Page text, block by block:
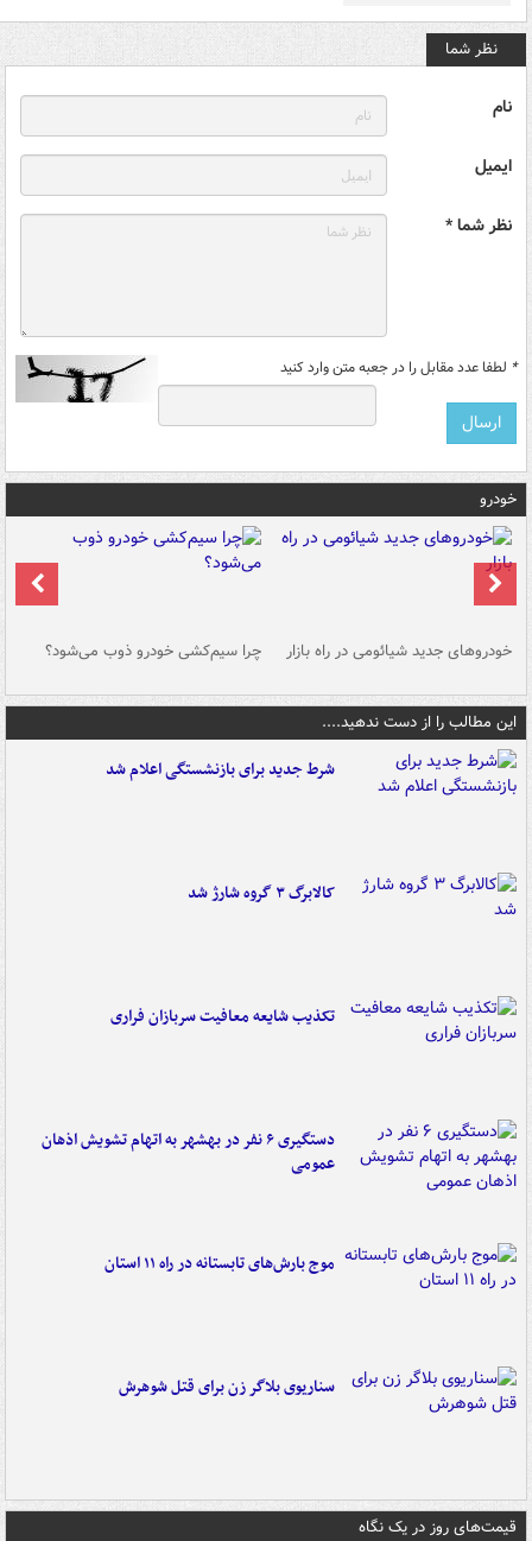
نظر شما
نام
ایمیل
نظر شما *
* لطفا عدد مقابل را در جعبه متن وارد کنید
خودرو
خودروهای جدید شیائومی در راه بازار چرا سیم‌کشی خودرو ذوب می‌شود؟
این مطالب را از دست ندهید....
شرط جدید برای بازنشستگی اعلام شد
کالابرگ ۳ گروه شارژ شد
تکذیب شایعه معافیت سربازان فراری
دستگیری ۶ نفر در بهشهر به اتهام تشویش اذهان
عمومی
موج بارش‌های تابستانه در راه ۱۱ استان
سناریوی بلاگر زن برای قتل شوهرش
قیمت‌های روز در یک نگاه